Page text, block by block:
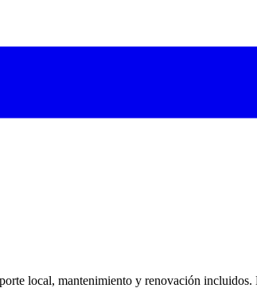
local, mantenimiento y renovación incluidos.